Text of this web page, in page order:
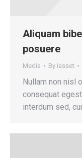
Aliquam
posuere
Media By iasset
Nullam non nisl
consequat
interdum sed,